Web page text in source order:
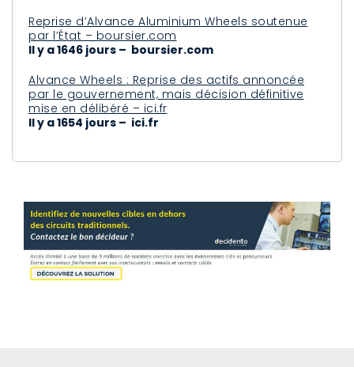
Reprise d’Alvance Aluminium Wheels soutenue
par l’État – boursier.com
Il y a 1646 jours – boursier.com
Alvance Wheels : Reprise des actifs annoncée
par le gouvernement, mais décision définitive
mise en délibéré – ici.fr
Il y a 1654 jours – ici.fr